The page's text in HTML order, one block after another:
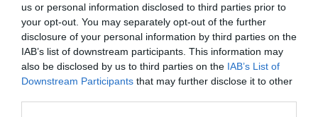
us or personal information disclosed to third parties prior to
your opt-out. You may separately opt-out of the further
disclosure of your personal information by third parties on the
IAB’s list of downstream participants. This information may
also be disclosed by us to third parties on the IAB’s List of
Downstream Participants that may further disclose it to other
Dizemos isto pois apesar deL’Amant Doublee
Cuori Puri serem filmes diferentes, ambos vão
estrear no festival de Cannes, ambos estão
direcionados para o mesmo público-alvo e por
isso, deviam tentar distinguir-se um do outro e